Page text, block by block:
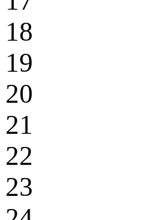
18
19
20
21
22
23